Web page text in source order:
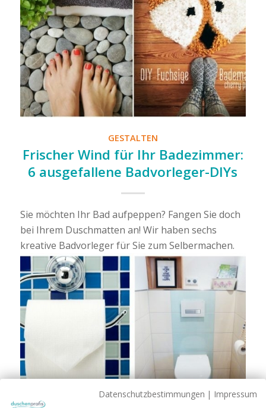
GESTALTEN
Frischer Wind für Ihr Badezimmer:
6 ausgefallene Badvorleger-DIYs
Sie möchten Ihr Bad aufpeppen? Fangen Sie doch
bei Ihrem Duschmatten an! Wir haben sechs
kreative Badvorleger für Sie zum Selbermachen.
Datenschutzbestimmungen | Impressum